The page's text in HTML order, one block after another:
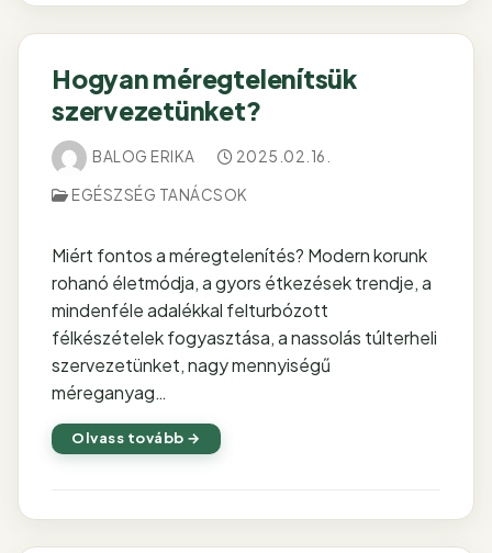
Hogyan méregtelenítsük
szervezetünket?
BALOG ERIKA 2025.02.16.
EGÉSZSÉG TANÁCSOK
Miért fontos a méregtelenítés? Modern korunk
rohanó életmódja, a gyors étkezések trendje, a
mindenféle adalékkal felturbózott
félkészételek fogyasztása, a nassolás túlterheli
szervezetünket, nagy mennyiségű
méreganyag…
Olvass tovább →